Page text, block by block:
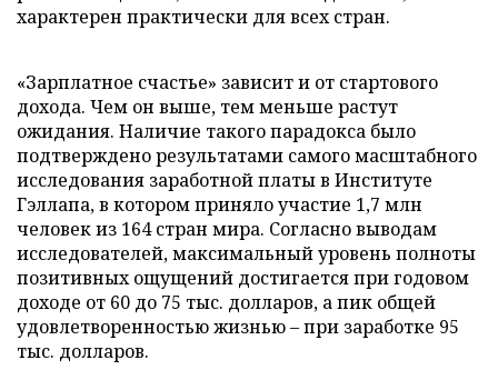
характерен практически для всех стран.
«Зарплатное счастье» зависит и от стартового
дохода. Чем он выше, тем меньше растут
ожидания. Наличие такого парадокса было
подтверждено результатами самого масштабного
исследования заработной платы в Институте
Гэллапа, в котором приняло участие 1,7 млн
человек из 164 стран мира. Согласно выводам
исследователей, максимальный уровень полноты
позитивных ощущений достигается при годовом
доходе от 60 до 75 тыс. долларов, а пик общей
удовлетворенностью жизнью – при заработке 95
тыс. долларов.